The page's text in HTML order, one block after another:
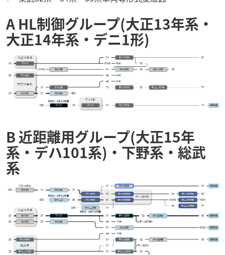
A HL制御グループ(大正13年系・
大正14年系・デニ1形)
B 近距離用グループ(大正15年
系・デハ101系)・下野系・総武
系